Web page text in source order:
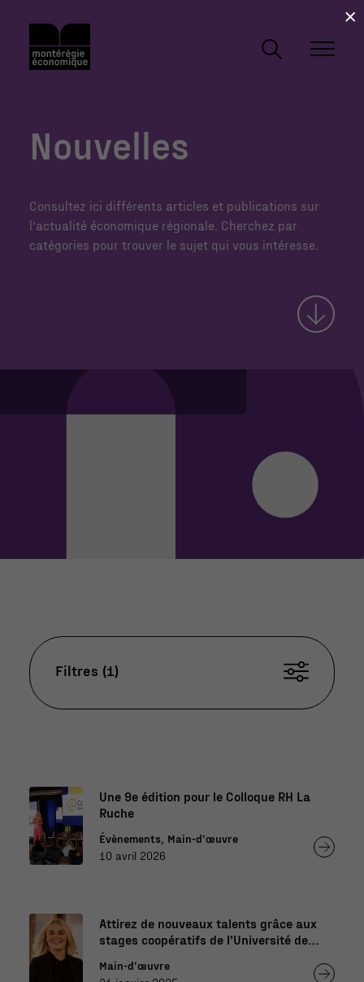
Nouvelles
Consultez ici différents articles et publications sur
l’actualité économique régionale. Cherchez par
catégories pour trouver le sujet qui vous intéresse.
Filtres (1)
Une 9e édition pour le Colloque RH La
Ruche
Évènements, Main-d’œuvre
10 avril 2026
Attirez de nouveaux talents grâce aux
stages coopératifs de l’Université de
Main-d’œuvre
×